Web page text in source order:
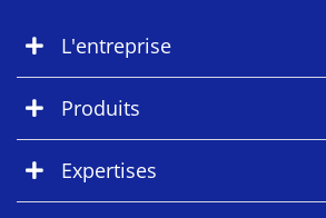
L'entreprise
Produits
Expertises